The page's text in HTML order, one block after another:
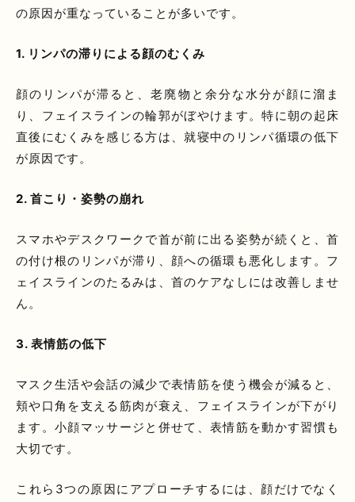
の原因が重なっていることが多いです。
1. リンパの滞りによる顔のむくみ
顔のリンパが滞ると、老廃物と余分な水分が顔に溜ま
り、フェイスラインの輪郭がぼやけます。特に朝の起床
直後にむくみを感じる方は、就寝中のリンパ循環の低下
が原因です。
2. 首こり・姿勢の崩れ
スマホやデスクワークで首が前に出る姿勢が続くと、首
の付け根のリンパが滞り、顔への循環も悪化します。フ
ェイスラインのたるみは、首のケアなしには改善しませ
ん。
3. 表情筋の低下
マスク生活や会話の減少で表情筋を使う機会が減ると、
頬や口角を支える筋肉が衰え、フェイスラインが下がり
ます。小顔マッサージと併せて、表情筋を動かす習慣も
大切です。
これら3つの原因にアプローチするには、顔だけでなく